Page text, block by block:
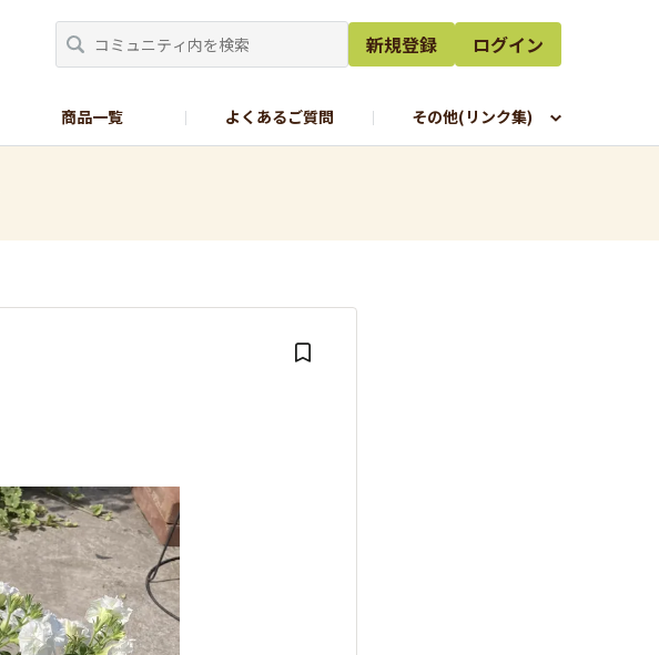
新規登録 ログイン
商品一覧 よくあるご質問 その他(リンク集)